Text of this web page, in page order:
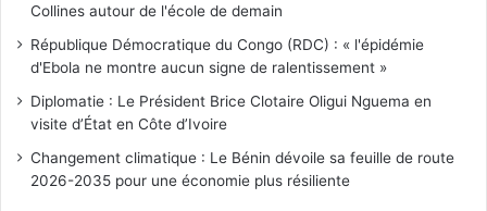
Collines autour de l'école de demain
République Démocratique du Congo (RDC) : « l'épidémie
d'Ebola ne montre aucun signe de ralentissement »
Diplomatie : Le Président Brice Clotaire Oligui Nguema en
visite d’État en Côte d’Ivoire
Changement climatique : Le Bénin dévoile sa feuille de route
2026-2035 pour une économie plus résiliente